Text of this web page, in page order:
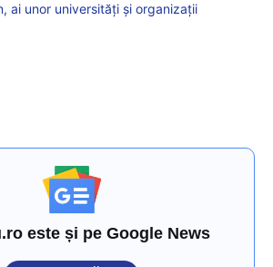
ai unor universități și organizații
este și pe Google News